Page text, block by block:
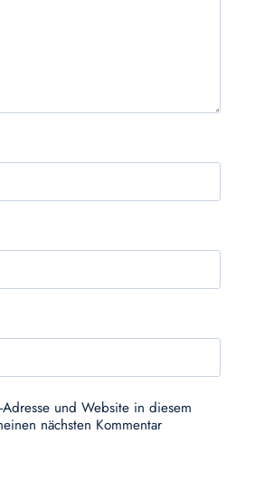
Adresse und Website in diesem
nächsten Kommentar